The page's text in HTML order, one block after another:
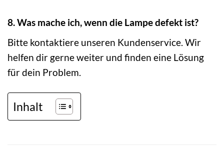
8. Was mache ich, wenn die Lampe defekt ist?
Bitte kontaktiere unseren Kundenservice. Wir
helfen dir gerne weiter und finden eine Lösung
für dein Problem.
Inhalt